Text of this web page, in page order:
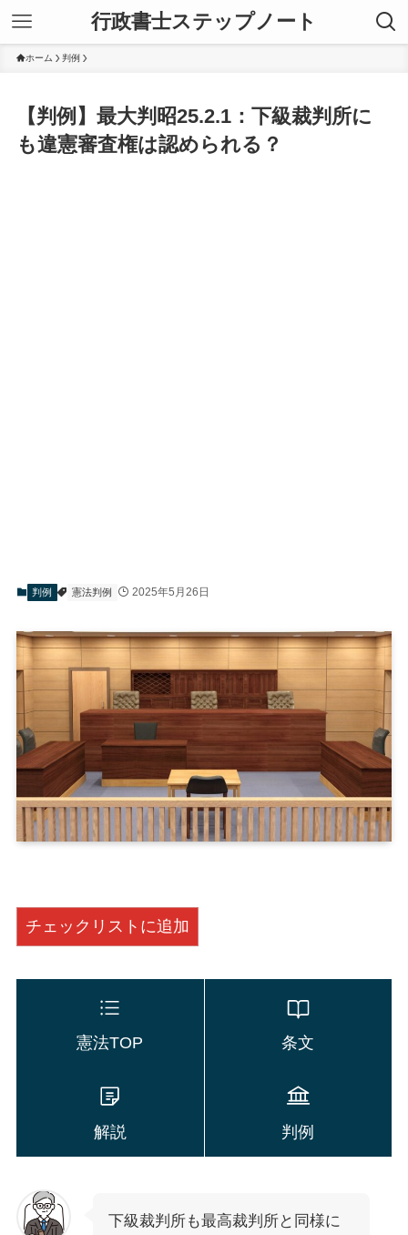
行政書士ステップノート
ホーム 判例
【判例】最大判昭25.2.1：下級裁判所に
も違憲審査権は認められる？
判例 憲法判例 2025年5月26日
チェックリストに追加
憲法TOP 条文
解説 判例
下級裁判所も最高裁判所と同様に